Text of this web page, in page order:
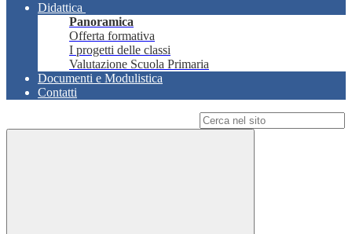
Didattica
Panoramica
Offerta formativa
I progetti delle classi
Valutazione Scuola Primaria
Documenti e Modulistica
Contatti